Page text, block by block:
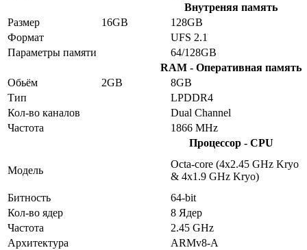
Внутреняя память
Размер
16GB
128GB
Формат
UFS 2.1
Параметры памяти
64/128GB
RAM - Оперативная память
Обьём
2GB
8GB
Тип
LPDDR4
Кол-во каналов
Dual Channel
Частота
1866 MHz
Процессор - CPU
Модель
Octa-core (4x2.45 GHz Kryo
& 4x1.9 GHz Kryo)
Битность
64-bit
Кол-во ядер
8 Ядер
Частота
2.45 GHz
Архитектура
ARMv8-A